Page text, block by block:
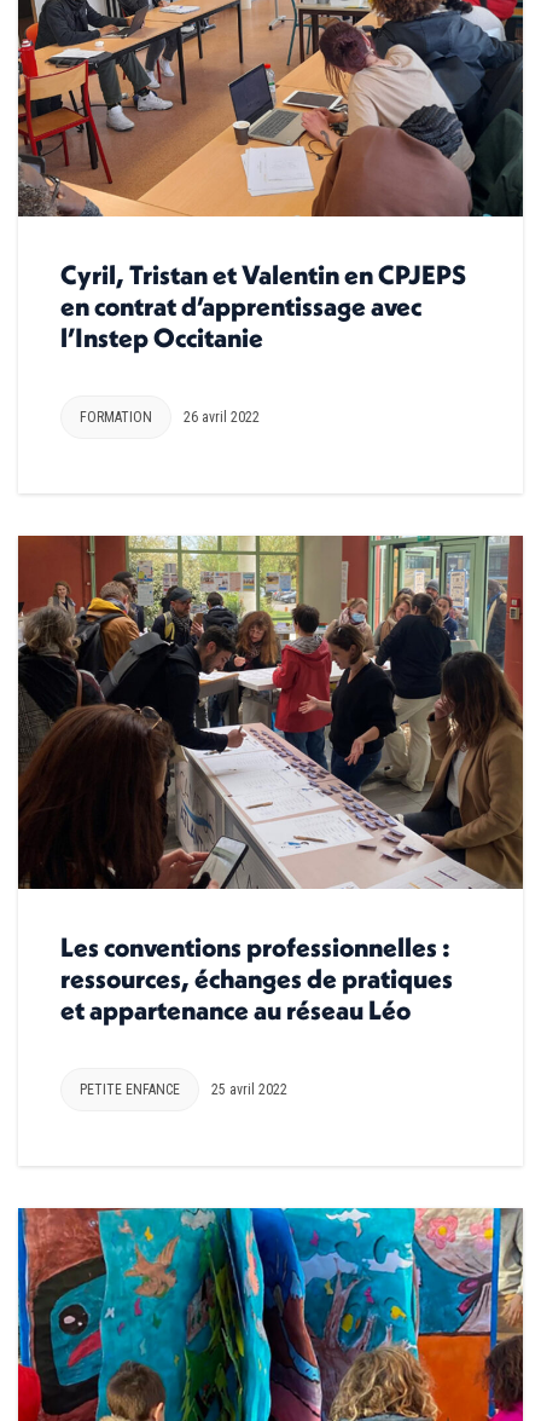
Cyril, Tristan et Valentin en CPJEPS
en contrat d’apprentissage avec
l’Instep Occitanie
FORMATION 26 avril 2022
Les conventions professionnelles :
ressources, échanges de pratiques
et appartenance au réseau Léo
PETITE ENFANCE 25 avril 2022